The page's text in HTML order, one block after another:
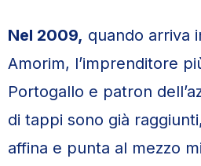
Nel 2009, quando arriva
Amorim, l’imprenditore
Portogallo e patron
di tappi sono già
affina e punta al mezzo